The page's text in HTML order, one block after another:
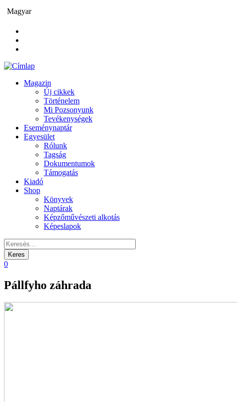
Ugrás
Magyar
navigation
Magazin
Új cikkek
Történelem
Mi Pozsonyunk
Tevékenységek
Eseménynaptár
Egyesület
Rólunk
Tagság
Dokumentumok
Támogatás
Kiadó
Shop
Könyvek
Naptárak
Képzőművészeti alkotás
Képeslapok
0
Pállfyho záhrada